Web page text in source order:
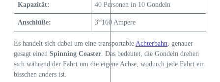
Kapazität: 40 Personen in 10 Gondeln
Anschlüße: 3*160 Ampere
Es handelt sich dabei um eine transportable Achterbahn , genauer
gesagt einen Spinning Coaster . Das bedeutet, die Gondeln drehen
sich während der Fahrt um die eigene Achse, wodurch jede Fahrt ein
bisschen anders ist.